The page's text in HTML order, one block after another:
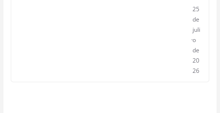
25
de
juli
o
de
20
26